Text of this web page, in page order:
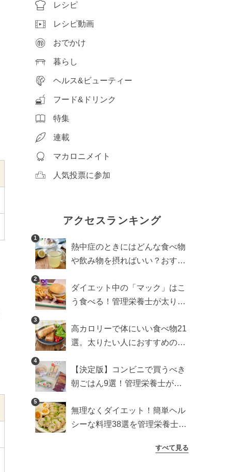
レシピ
レシピ動画
おでかけ
暮らし
ヘルス&ビューティー
フード&ドリンク
特集
連載
マカロニメイト
人気投票に参加
アクセスランキング
1
熱中症のときにはどんな食べ物
や飲み物を摂ればいい？おすす
2
ダイエット中の「マック」はこ
う食べる！管理栄養士が太りに
3
高カロリーで体にいい食べ物21
選。太りたい人におすすめのレ
4
【決定版】コンビニで買うべき
朝ごはん9選！管理栄養士がロ
厳選
5
無理なくダイエット！簡単ヘル
シーな料理38選を管理栄養士が
すべて見る